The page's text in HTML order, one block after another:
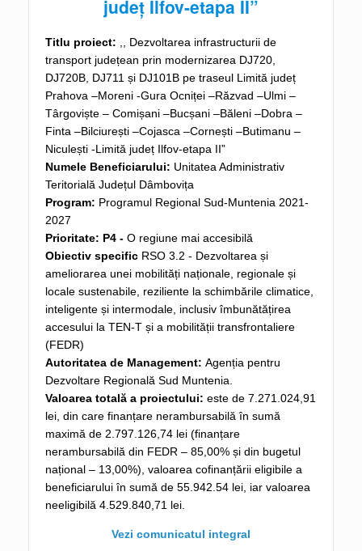
județ Ilfov-etapa II”
Titlu proiect:
,, Dezvoltarea infrastructurii de
transport județean prin modernizarea DJ720,
DJ720B, DJ711 și DJ101B pe traseul Limită județ
Prahova –Moreni -Gura Ocniței –Răzvad –Ulmi –
Târgoviște – Comișani –Bucșani –Băleni –Dobra –
Finta –Bilciurești –Cojasca –Cornești –Butimanu –
Niculești -Limită județ Ilfov-etapa II”
Numele Beneficiarului: Unitatea Administrativ
Teritorială Județul Dâmbovița
Program: Programul Regional Sud-Muntenia 2021-
2027
Prioritate: P4 - O regiune mai accesibilă
Obiectiv specific RSO 3.2 - Dezvoltarea și
ameliorarea unei mobilități naționale, regionale și
locale sustenabile, reziliente la schimbările climatice,
inteligente și intermodale, inclusiv îmbunătățirea
accesului la TEN-T și a mobilității transfrontaliere
(FEDR)
Autoritatea de Management: Agenția pentru
Dezvoltare Regională Sud Muntenia.
Valoarea totală a proiectului: este de 7.271.024,91
lei, din care finanțare nerambursabilă în sumă
maximă de 2.797.126,74 lei (finanțare
nerambursabilă din FEDR – 85,00% și din bugetul
național – 13,00%), valoarea cofinanțării eligibile a
beneficiarului în sumă de 55.942.54 lei, iar valoarea
neeligibilă 4.529.840,71 lei.
Vezi comunicatul integral